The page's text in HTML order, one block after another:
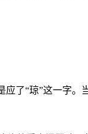
了“琼”这一字